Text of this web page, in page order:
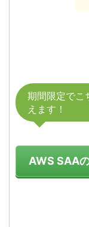
期間限定でこ
えます！
AWS SAA